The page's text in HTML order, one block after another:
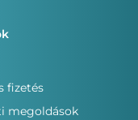
fizetés
megoldások